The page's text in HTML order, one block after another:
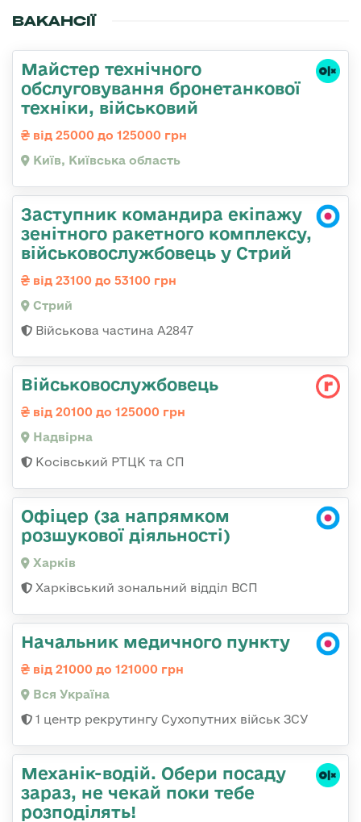
ВАКАНСІЇ
Майстер технічного
обслуговування бронетанкової
техніки, військовий
від 25000 до 125000 грн
Київ, Київська область
Заступник командира екіпажу
зенітного ракетного комплексу,
військовослужбовець у Стрий
від 23100 до 53100 грн
Стрий
Військова частина А2847
Військовослужбовець
від 20100 до 125000 грн
Надвірна
Косівський РТЦК та СП
Офіцер (за напрямком
розшукової діяльності)
Харків
Харківський зональний відділ ВСП
Начальник медичного пункту
від 21000 до 121000 грн
Вся Україна
1 центр рекрутингу Сухопутних військ ЗСУ
Механік-водій. Обери посаду
зараз, не чекай поки тебе
розподілять!